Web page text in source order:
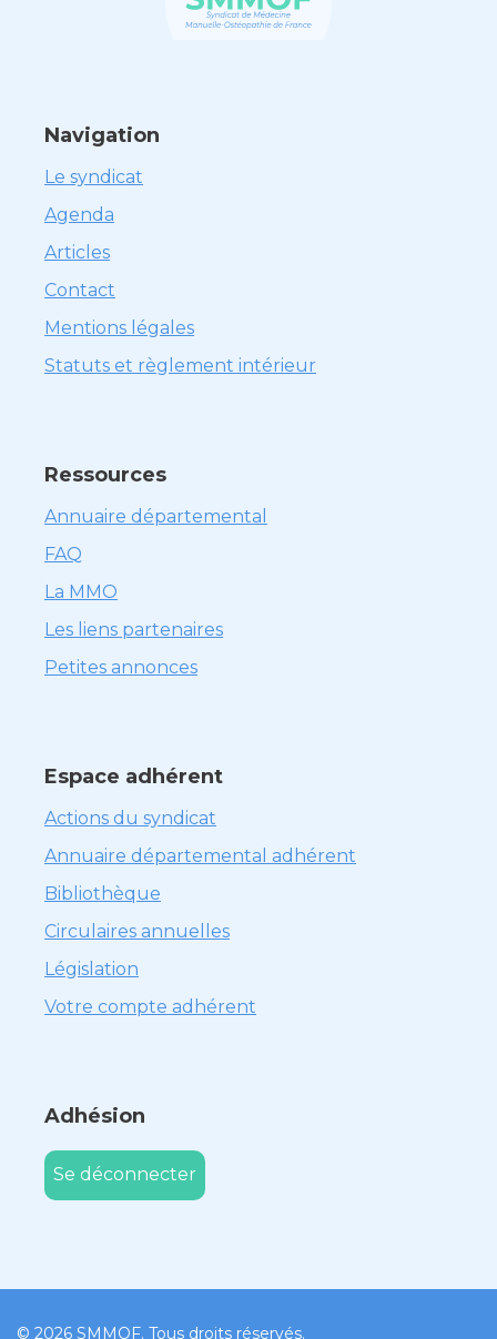
Navigation
Le syndicat
Agenda
Articles
Contact
Mentions légales
Statuts et règlement intérieur
Ressources
Annuaire départemental
FAQ
La MMO
Les liens partenaires
Petites annonces
Espace adhérent
Actions du syndicat
Annuaire départemental adhérent
Bibliothèque
Circulaires annuelles
Législation
Votre compte adhérent
Adhésion
Se déconnecter
© 2026 SMMOF. Tous droits réservés.